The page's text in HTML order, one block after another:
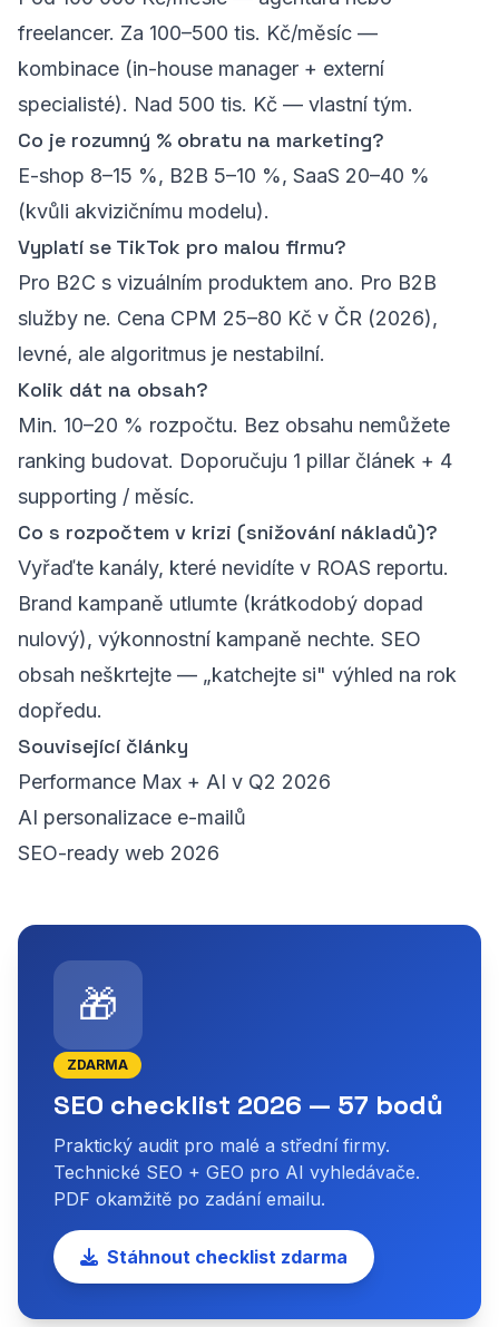
freelancer. Za 100–500 tis. Kč/měsíc —
kombinace (in-house manager + externí
specialisté). Nad 500 tis. Kč — vlastní tým.
Co je rozumný % obratu na marketing?
E-shop 8–15 %, B2B 5–10 %, SaaS 20–40 %
(kvůli akvizičnímu modelu).
Vyplatí se TikTok pro malou firmu?
Pro B2C s vizuálním produktem ano. Pro B2B
služby ne. Cena CPM 25–80 Kč v ČR (2026),
levné, ale algoritmus je nestabilní.
Kolik dát na obsah?
Min. 10–20 % rozpočtu. Bez obsahu nemůžete
ranking budovat. Doporučuju 1 pillar článek + 4
supporting / měsíc.
Co s rozpočtem v krizi (snižování nákladů)?
Vyřaďte kanály, které nevidíte v ROAS reportu.
Brand kampaně utlumte (krátkodobý dopad
nulový), výkonnostní kampaně nechte. SEO
obsah neškrtejte — „katchejte si" výhled na rok
dopředu.
Související články
Performance Max + AI v Q2 2026
AI personalizace e-mailů
SEO-ready web 2026
🎁
ZDARMA
SEO checklist 2026 — 57 bodů
Praktický audit pro malé a střední firmy.
Technické SEO + GEO pro AI vyhledávače.
PDF okamžitě po zadání emailu.
Stáhnout checklist zdarma